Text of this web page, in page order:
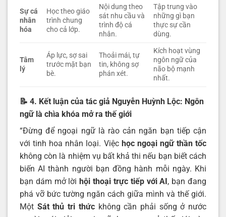
Sự cá
nhân
hóa
Học theo giáo
trình chung
cho cả lớp.
Nội dung theo
sát nhu cầu và
trình độ cá
nhân.
Tập trung vào
những gì bạn
thực sự cần
dùng.
Tâm
lý
Áp lực, sợ sai
trước mặt bạn
bè.
Thoải mái, tự
tin, không sợ
phán xét.
Kích hoạt vùng
ngôn ngữ của
não bộ mạnh
nhất.
📝 4. Kết luận của tác giả Nguyễn Huỳnh Lộc: Ngôn
ngữ là chìa khóa mở ra thế giới
“Đừng để ngoại ngữ là rào cản ngăn bạn tiếp cận
với tinh hoa nhân loại. Việc học ngoại ngữ thần tốc
không còn là nhiệm vụ bất khả thi nếu bạn biết cách
biến AI thành người bạn đồng hành mỗi ngày. Khi
bạn dám mở lời hội thoại trực tiếp với AI , bạn đang
phá vỡ bức tường ngăn cách giữa mình và thế giới.
Một Sát thủ tri thứckhông cần phải sống ở nước